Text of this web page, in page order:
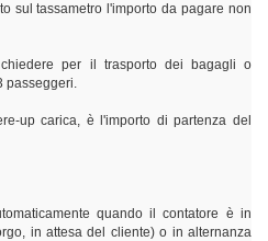
sul tassametro l'importo da pagare non
chiedere per il trasporto dei bagagli o
passeggeri.
up carica, è l'importo di partenza del
quando il contatore è in
in attesa del cliente) o in alternanza